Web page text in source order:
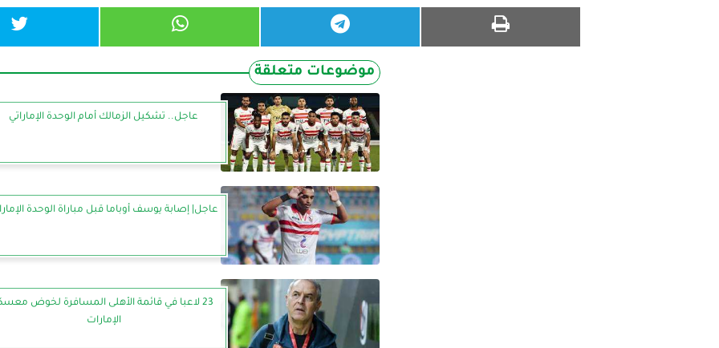
موضوعات متعلقة
عاجل.. تشكيل الزمالك أمام الوحدة الإماراتي
عاجل| إصابة يوسف أوباما قبل مباراة الوحدة
23 لاعبا في قائمة الأهلى المسافرة لخوض
الإمارات